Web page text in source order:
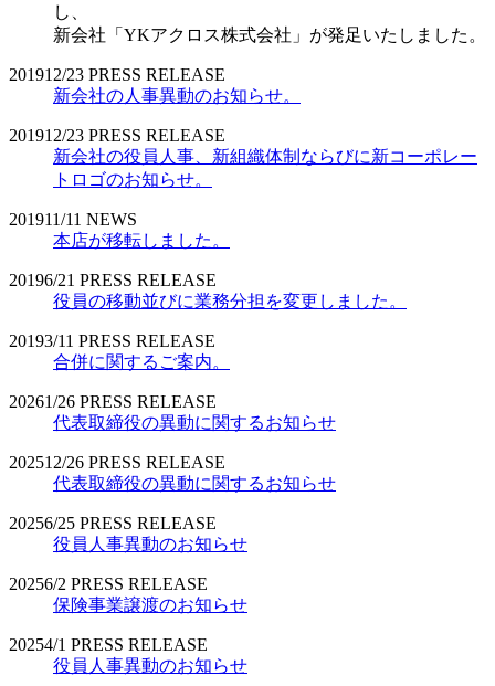
し、
新会社「YKアクロス株式会社」が発足いたしました。
201912/23 PRESS RELEASE
新会社の人事異動のお知らせ。
201912/23 PRESS RELEASE
新会社の役員人事、新組織体制ならびに新コーポレー
トロゴのお知らせ。
201911/11 NEWS
本店が移転しました。
20196/21 PRESS RELEASE
役員の移動並びに業務分担を変更しました。
20193/11 PRESS RELEASE
合併に関するご案内。
20261/26 PRESS RELEASE
代表取締役の異動に関するお知らせ
202512/26 PRESS RELEASE
代表取締役の異動に関するお知らせ
20256/25 PRESS RELEASE
役員人事異動のお知らせ
20256/2 PRESS RELEASE
保険事業譲渡のお知らせ
20254/1 PRESS RELEASE
役員人事異動のお知らせ